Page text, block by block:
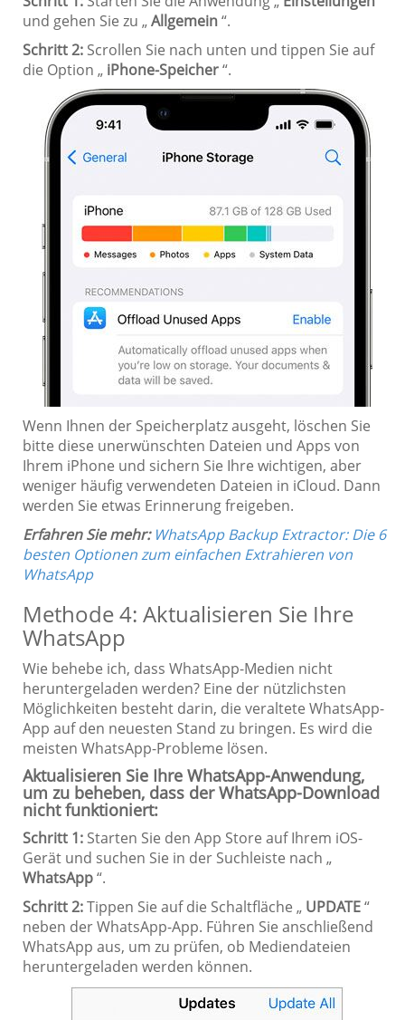
und gehen Sie zu „Allgemein“.
Schritt 2: Scrollen Sie nach unten und tippen Sie auf
die Option „ iPhone-Speicher“.
Wenn Ihnen der Speicherplatz ausgeht, löschen Sie
bitte diese unerwünschten Dateien und Apps von
Ihrem iPhone und sichern Sie Ihre wichtigen, aber
weniger häufig verwendeten Dateien in iCloud. Dann
werden Sie etwas Erinnerung freigeben.
Erfahren Sie mehr: WhatsApp Backup Extractor: Die 6
besten Optionen zum einfachen Extrahieren von
WhatsApp
Methode 4: Aktualisieren Sie Ihre
WhatsApp
Wie behebe ich, dass WhatsApp-Medien nicht
heruntergeladen werden? Eine der nützlichsten
Möglichkeiten besteht darin, die veraltete WhatsApp-
App auf den neuesten Stand zu bringen. Es wird die
meisten WhatsApp-Probleme lösen.
Aktualisieren Sie Ihre WhatsApp-Anwendung,
um zu beheben, dass der WhatsApp-Download
nicht funktioniert:
Schritt 1: Starten Sie den App Store auf Ihrem iOS-
Gerät und suchen Sie in der Suchleiste nach „
WhatsApp“.
Schritt 2:Tippen Sie auf die Schaltfläche „ UPDATE“
neben der WhatsApp-App. Führen Sie anschließend
WhatsApp aus, um zu prüfen, ob Mediendateien
heruntergeladen werden können.